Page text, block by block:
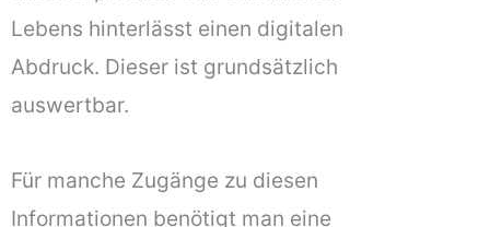
Lebens hinterlässt einen digitalen
Abdruck. Dieser ist grundsätzlich
auswertbar.
Für manche Zugänge zu diesen
Informationen benötigt man eine